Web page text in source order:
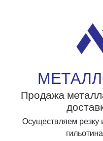
Продажа
Осуществляем резку